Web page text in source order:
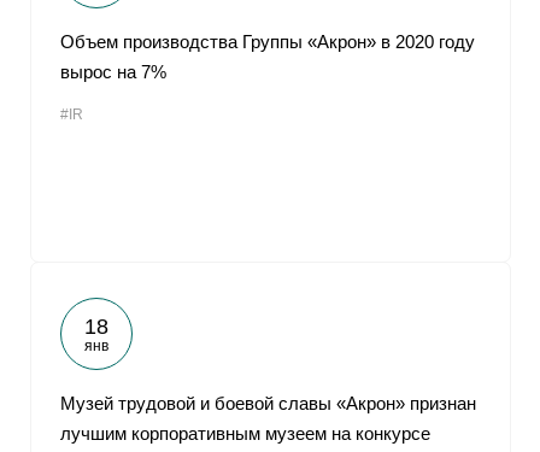
Объем производства Группы «Акрон» в 2020 году
вырос на 7%
#IR
18
янв
Музей трудовой и боевой славы «Акрон» признан
лучшим корпоративным музеем на конкурсе